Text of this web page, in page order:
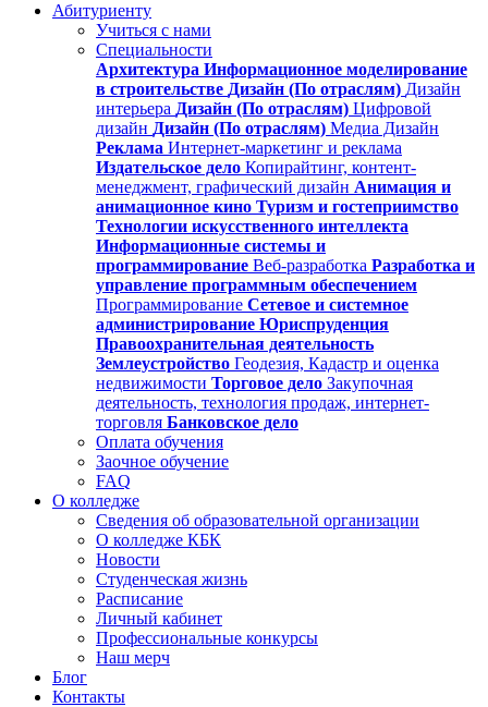
Абитуриенту
Учиться с нами
Специальности
Архитектура Информационное моделирование
в строительстве Дизайн (По отраслям) Дизайн
интерьера Дизайн (По отраслям) Цифровой
дизайн Дизайн (По отраслям) Медиа Дизайн
Реклама Интернет-маркетинг и реклама
Издательское дело Копирайтинг, контент-
менеджмент, графический дизайн Анимация и
анимационное кино Туризм и гостеприимство
Технологии искусственного интеллекта
Информационные системы и
программирование Веб-разработка Разработка и
управление программным обеспечением
Программирование Сетевое и системное
администрирование Юриспруденция
Правоохранительная деятельность
Землеустройство Геодезия, Кадастр и оценка
недвижимости Торговое дело Закупочная
деятельность, технология продаж, интернет-
торговля Банковское дело
Оплата обучения
Заочное обучение
FAQ
О колледже
Сведения об образовательной организации
О колледже КБК
Новости
Студенческая жизнь
Расписание
Личный кабинет
Профессиональные конкурсы
Наш мерч
Блог
Контакты